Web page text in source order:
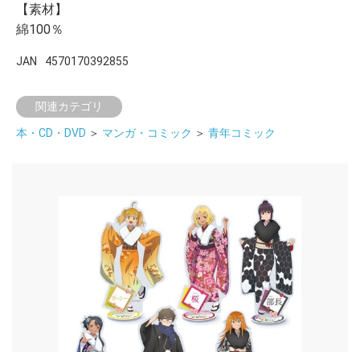
【素材】
綿100％
JAN 4570170392855
関連カテゴリ
本・CD・DVD ＞ マンガ・コミック ＞ 青年コミック